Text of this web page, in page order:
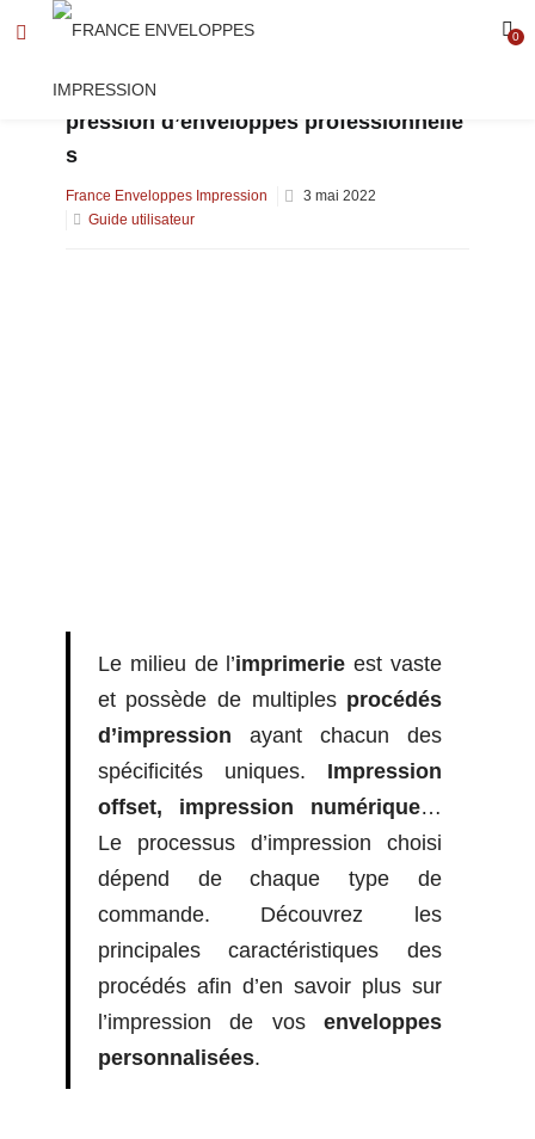
0
2 techniques à connaître pour votre im
pression d’enveloppes professionnelle
s
France Enveloppes Impression
Posted
3 mai 2022
Guide utilisateur
Le milieu de l’imprimerie est vaste
et possède de multiplesprocédés
d’impression ayant chacun des
spécificités uniques. Impression
offset, impression numérique…
Le processus d’impression choisi
dépend de chaque type de
commande. Découvrez les
principales caractéristiques des
procédés afin d’en savoir plus sur
l’impression de vosenveloppes
personnalisées.